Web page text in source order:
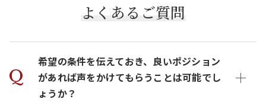
よくあるご質問
希望の条件を伝えておき、良いポジション
があれば声をかけてもらうことは可能でし
ょうか？